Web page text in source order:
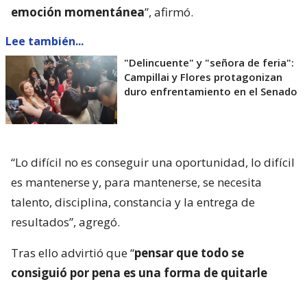
emoción momentánea”, afirmó.
Lee también...
"Delincuente" y "señora de feria":
Campillai y Flores protagonizan
duro enfrentamiento en el Senado
“Lo difícil no es conseguir una oportunidad, lo difícil
es mantenerse y, para mantenerse, se necesita
talento, disciplina, constancia y la entrega de
resultados”, agregó.
Tras ello advirtió que “pensar que todo se
consiguió por pena es una forma de quitarle